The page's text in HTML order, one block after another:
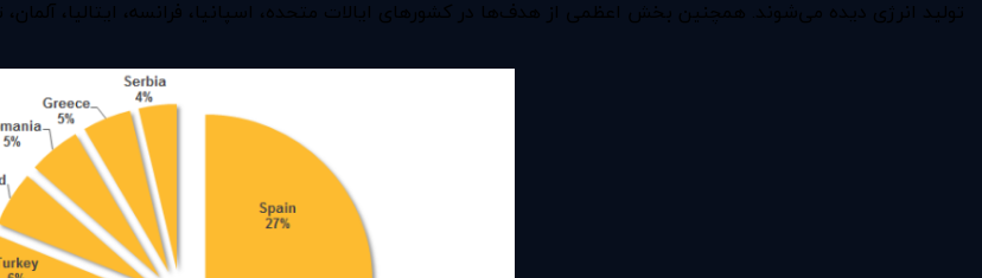
تولید انرژی دیده می‌شوند. همچنین بخش اعظمی از هدف‌ها در کشورهای ایالات متحده، اسپانیا، فرانسه، ایتالیا، آلمان،